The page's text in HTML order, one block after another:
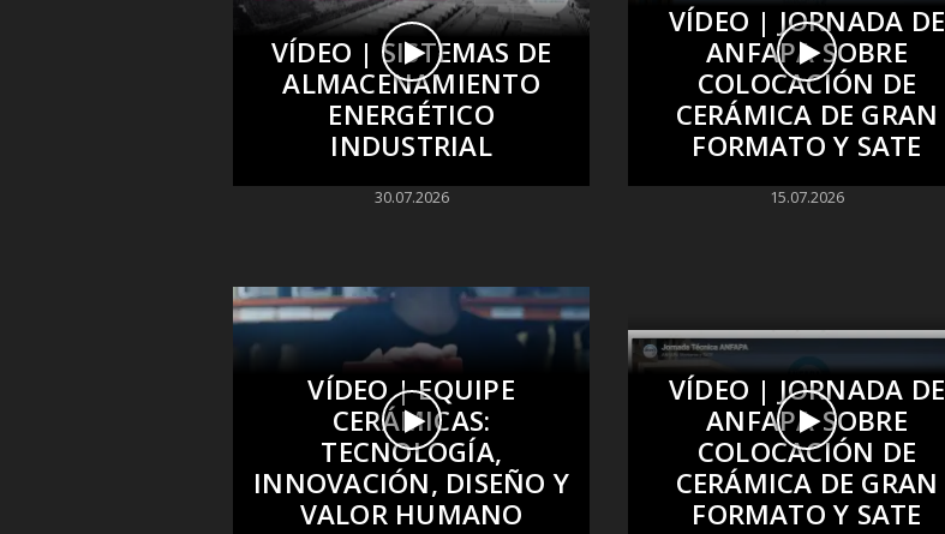
VÍDEO | SISTEMAS DE
ALMACENAMIENTO
ENERGÉTICO
INDUSTRIAL
30.07.2026
VÍDEO | JORNADA DE
ANFAPA SOBRE
COLOCACIÓN DE
CERÁMICA DE GRAN
FORMATO Y SATE
15.07.2026
VÍDEO | EQUIPE
CERÁMICAS:
TECNOLOGÍA,
INNOVACIÓN, DISEÑO Y
VALOR HUMANO
VÍDEO | JORNADA DE
ANFAPA SOBRE
COLOCACIÓN DE
CERÁMICA DE GRAN
FORMATO Y SATE